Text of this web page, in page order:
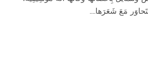
مَعَ شَعَرَها....